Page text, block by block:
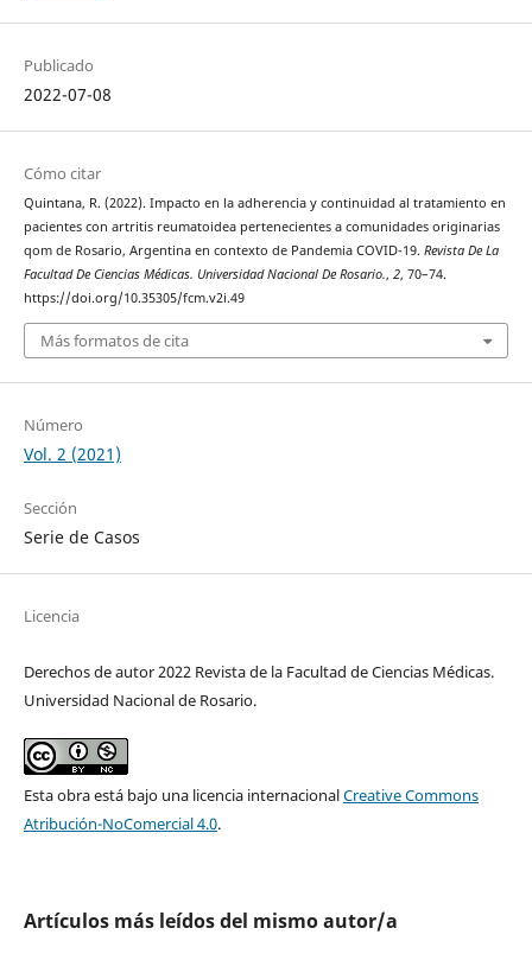
Publicado
2022-07-08
Cómo citar
Quintana, R. (2022). Impacto en la adherencia y continuidad al tratamiento en
pacientes con artritis reumatoidea pertenecientes a comunidades originarias
qom de Rosario, Argentina en contexto de Pandemia COVID-19. Revista De La
Facultad De Ciencias Médicas. Universidad Nacional De Rosario., 2, 70–74.
https://doi.org/10.35305/fcm.v2i.49
Más formatos de cita
Número
Vol. 2 (2021)
Sección
Serie de Casos
Licencia
Derechos de autor 2022 Revista de la Facultad de Ciencias Médicas.
Universidad Nacional de Rosario.
Esta obra está bajo una licencia internacionalCreative Commons
Atribución-NoComercial 4.0.
Artículos más leídos del mismo autor/a